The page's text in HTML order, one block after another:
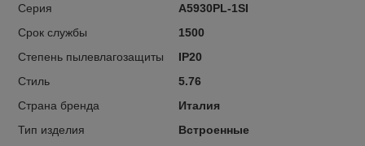
Серия
A5930PL-1SI
Срок службы
1500
Степень пылевлагозащиты
IP20
Стиль
5.76
Страна бренда
Италия
Тип изделия
Встроенные